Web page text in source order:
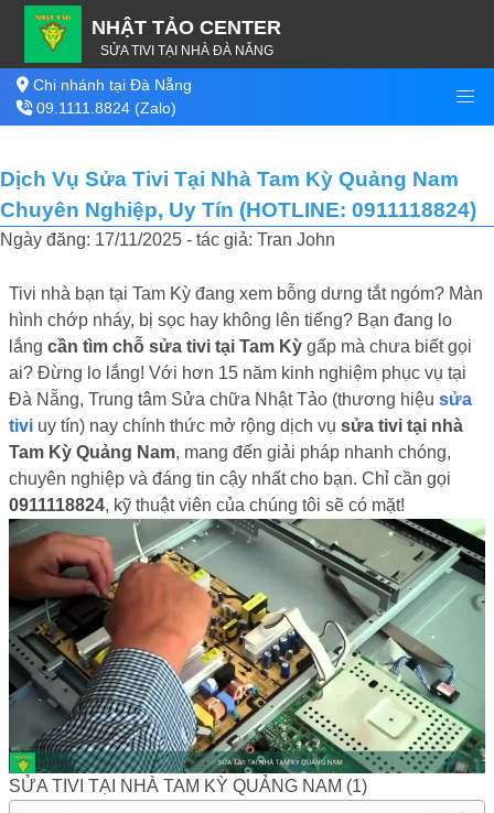
NHẬT TẢO CENTER
SỬA TIVI TẠI NHÀ ĐÀ NẴNG
Chi nhánh tại Đà Nẵng
09.1111.8824 (Zalo)
Dịch Vụ Sửa Tivi Tại Nhà Tam Kỳ Quảng Nam
Chuyên Nghiệp, Uy Tín (HOTLINE: 0911118824)
Ngày đăng: 17/11/2025 - tác giả: Tran John
Tivi nhà bạn tại Tam Kỳ đang xem bỗng dưng tắt ngóm? Màn
hình chớp nháy, bị sọc hay không lên tiếng? Bạn đang lo
lắng cần tìm chỗ sửa tivi tại Tam Kỳ gấp mà chưa biết gọi
ai? Đừng lo lắng! Với hơn 15 năm kinh nghiệm phục vụ tại
Đà Nẵng, Trung tâm Sửa chữa Nhật Tảo (thương hiệu sửa
tivi uy tín) nay chính thức mở rộng dịch vụ sửa tivi tại nhà
Tam Kỳ Quảng Nam, mang đến giải pháp nhanh chóng,
chuyên nghiệp và đáng tin cậy nhất cho bạn. Chỉ cần gọi
0911118824, kỹ thuật viên của chúng tôi sẽ có mặt!
SỬA TIVI TẠI NHÀ TAM KỲ QUẢNG NAM (1)